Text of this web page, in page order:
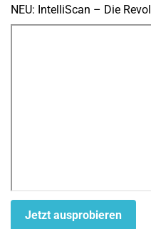
NEU: IntelliScan – Die
Jetzt ausprobieren